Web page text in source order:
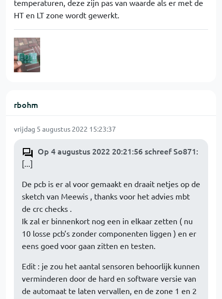
temperaturen, deze zijn pas van waarde als er met de
HT en LT zone wordt gewerkt.
rbohm
vrijdag 5 augustus 2022 15:23:37
Op 4 augustus 2022 20:21:56 schreef So871:
[...]
De pcb is er al voor gemaakt en draait netjes op de
sketch van Meewis , thanks voor het advies mbt
de crc checks .
Ik zal er binnenkort nog een in elkaar zetten ( nu
10 losse pcb’s zonder componenten liggen ) en er
eens goed voor gaan zitten en testen.
Edit : je zou het aantal sensoren behoorlijk kunnen
verminderen door de hard en software versie van
de automaat te laten vervallen, en de zone 1 en 2